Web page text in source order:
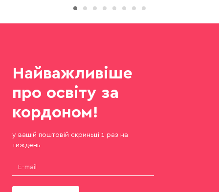
Найважливіше
про освіту за
кордоном!
у вашій поштовій скриньці 1 раз на
тиждень